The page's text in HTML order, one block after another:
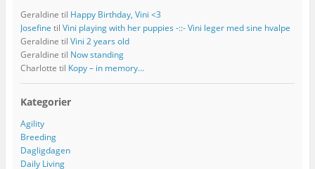
Geraldine til Happy Birthday, Vini <3
Josefine til Vini playing with her puppies -::- Vini leger med sine hvalpe
Geraldine til Vini 2 years old
Geraldine til Now standing
Charlotte til Kopy – in memory…
Kategorier
Agility
Breeding
Dagligdagen
Daily Living